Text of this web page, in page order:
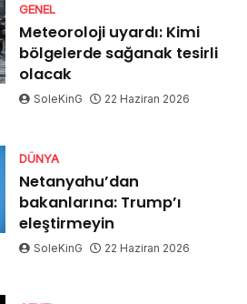
GENEL
Meteoroloji uyardı: Kimi
bölgelerde sağanak tesirli
olacak
SoleKinG 22 Haziran 2026
DÜNYA
Netanyahu’dan
bakanlarına: Trump’ı
eleştirmeyin
SoleKinG 22 Haziran 2026